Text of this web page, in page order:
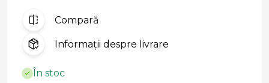
Compară
Informații despre livrare
În stoc